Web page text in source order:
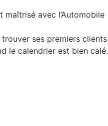
maîtrisé avec l’Automobile
ses premiers clients
le calendrier est bien calé.